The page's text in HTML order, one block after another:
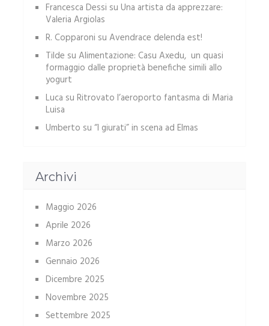
Francesca Dessi su Una artista da apprezzare:
Valeria Argiolas
R. Copparoni su Avendrace delenda est!
Tilde su Alimentazione: Casu Axedu, un quasi
formaggio dalle proprietà benefiche simili allo
yogurt
Luca su Ritrovato l’aeroporto fantasma di Maria
Luisa
Umberto su “I giurati” in scena ad Elmas
Archivi
Maggio 2026
Aprile 2026
Marzo 2026
Gennaio 2026
Dicembre 2025
Novembre 2025
Settembre 2025